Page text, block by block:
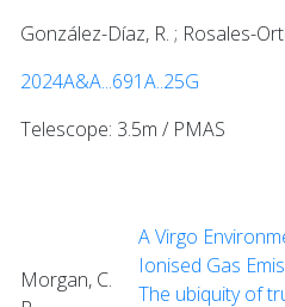
González-Díaz, R. ; Rosales-
2024A&A...691A..25G
Telescope: 3.5m / PMAS
Morgan, C.
A Virgo
Ionised Gas
The ubiquity of